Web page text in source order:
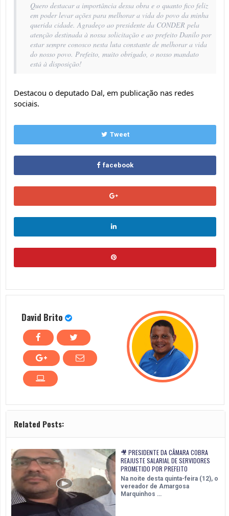
Quero destacar a importância dessa obra e o quanto fico feliz
em poder levar ações para melhorar a vida do povo da minha
querida cidade. Agradeço ao presidente da CONDER pela
atenção destinada à nossa solicitação e ao prefeito Danilo por
estar sempre conosco nesta luta constante de melhorar a vida
do nosso povo. Prefeito, muito obrigado, o nosso mandato
está à disposição!
Destacou o deputado Dal, em publicação nas redes
sociais.
Tweet
facebook
David Brito
Related Posts:
🎥 PRESIDENTE DA CÂMARA COBRA
REAJUSTE SALARIAL DE SERVIDORES
PROMETIDO POR PREFEITO
Na noite desta quinta-feira (12), o
vereador de Amargosa
Marquinhos …